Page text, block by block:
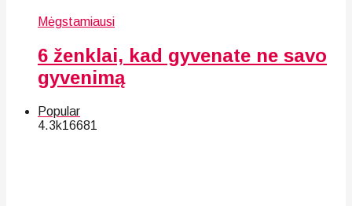
Mėgstamiausi
6 ženklai, kad gyvenate ne savo
gyvenimą
Popular
4.3k16681